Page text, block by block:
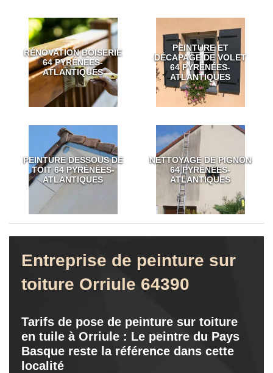
RÉNOVATION BOISERIE
64 PYRÉNÉES-
ATLANTIQUES
PEINTURE ET
DÉCAPAGE DE VOLET
64 PYRÉNÉES-
ATLANTIQUES
PEINTURE DESSOUS DE
TOIT 64 PYRÉNÉES-
ATLANTIQUES
NETTOYAGE DE PIGNON
64 PYRÉNÉES-
ATLANTIQUES
Entreprise de peinture sur
toiture Orriule 64390
Tarifs de pose de peinture sur toiture
en tuile à Orriule : Le peintre du Pays
Basque reste la référence dans cette
localité